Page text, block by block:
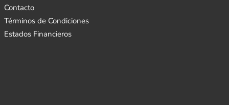
Contacto
Términos de Condiciones
Estados Financieros